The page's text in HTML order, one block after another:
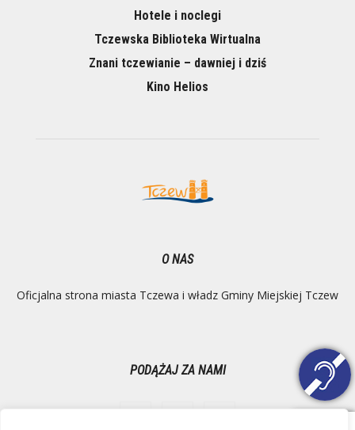
Hotele i noclegi
Tczewska Biblioteka Wirtualna
Znani tczewianie – dawniej i dziś
Kino Helios
O NAS
Oficjalna strona miasta Tczewa i władz Gminy Miejskiej Tczew
PODĄŻAJ ZA NAMI